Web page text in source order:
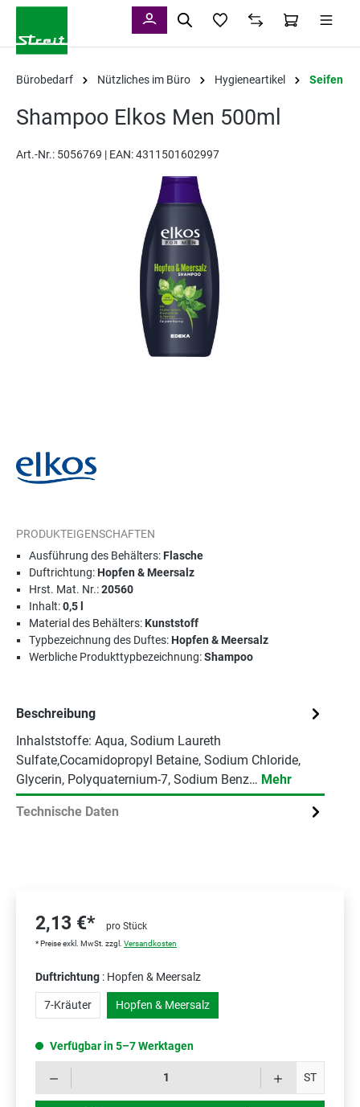
Bürobedarf Nützliches im Büro Hygieneartikel Seifen
Shampoo Elkos Men 500ml
Art.-Nr.: 5056769 | EAN: 4311501602997
PRODUKTEIGENSCHAFTEN
Ausführung des Behälters:Flasche
Duftrichtung:Hopfen & Meersalz
Hrst. Mat. Nr.:20560
Inhalt:0,5 l
Material des Behälters:Kunststoff
Typbezeichnung des Duftes:Hopfen & Meersalz
Werbliche Produkttypbezeichnung:Shampoo
Beschreibung
Inhalststoffe: Aqua, Sodium Laureth
Sulfate,Cocamidopropyl Betaine, Sodium Chloride,
Glycerin, Polyquaternium-7, Sodium Benz… Mehr
Technische Daten
2,13 €* pro Stück
* Preise exkl. MwSt. zzgl. Versandkosten
Duftrichtung : Hopfen & Meersalz
7-Kräuter Hopfen & Meersalz
Verfügbar in 5–7 Werktagen
ST